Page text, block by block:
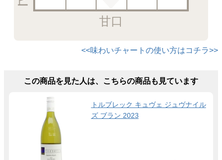
甘口
<<味わいチャートの使い方はコチラ>>
この商品を見た人は、こちらの商品も見ています
トルブレック キュヴェ ジュヴナイル
ズ ブラン 2023